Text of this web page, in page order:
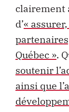
clairement
d’«
Québec ».
soutenir
ainsi que